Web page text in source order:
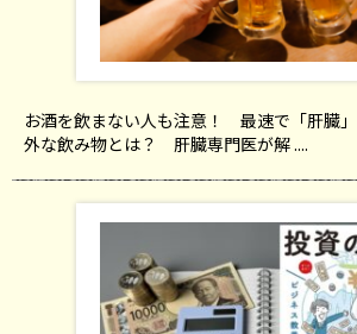
お酒を飲まない人も注意！ 最速で「肝臓
外な飲み物とは？ 肝臓専門医が解 ....